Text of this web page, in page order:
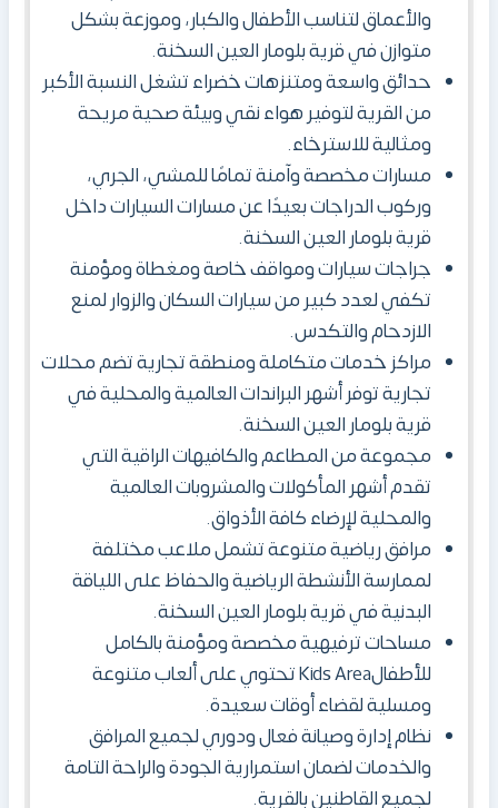
والأعماق لتناسب الأطفال والكبار، وموزعة بشكل
متوازن في قرية بلومار العين السخنة.
حدائق واسعة ومتنزهات خضراء تشغل النسبة الأكبر
من القرية لتوفير هواء نقي وبيئة صحية مريحة
ومثالية للاسترخاء.
مسارات مخصصة وآمنة تمامًا للمشي، الجري،
وركوب الدراجات بعيدًا عن مسارات السيارات داخل
قرية بلومار العين السخنة.
جراجات سيارات ومواقف خاصة ومغطاة ومؤمنة
تكفي لعدد كبير من سيارات السكان والزوار لمنع
الازدحام والتكدس.
مراكز خدمات متكاملة ومنطقة تجارية تضم محلات
تجارية توفر أشهر البراندات العالمية والمحلية في
قرية بلومار العين السخنة.
مجموعة من المطاعم والكافيهات الراقية التي
تقدم أشهر المأكولات والمشروبات العالمية
والمحلية لإرضاء كافة الأذواق.
مرافق رياضية متنوعة تشمل ملاعب مختلفة
لممارسة الأنشطة الرياضية والحفاظ على اللياقة
البدنية في قرية بلومار العين السخنة.
مساحات ترفيهية مخصصة ومؤمنة بالكامل
للأطفالKids Area تحتوي على ألعاب متنوعة
ومسلية لقضاء أوقات سعيدة.
نظام إدارة وصيانة فعال ودوري لجميع المرافق
والخدمات لضمان استمرارية الجودة والراحة التامة
لجميع القاطنين بالقرية.